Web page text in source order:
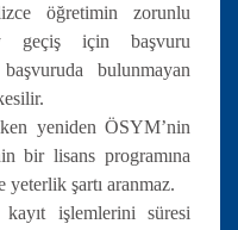
öğretimin zorunlu
geçiş için başvuru
bulunmayan
yeniden ÖSYM’nin
bir lisans programına
şartı aranmaz.
işlemlerini süresi